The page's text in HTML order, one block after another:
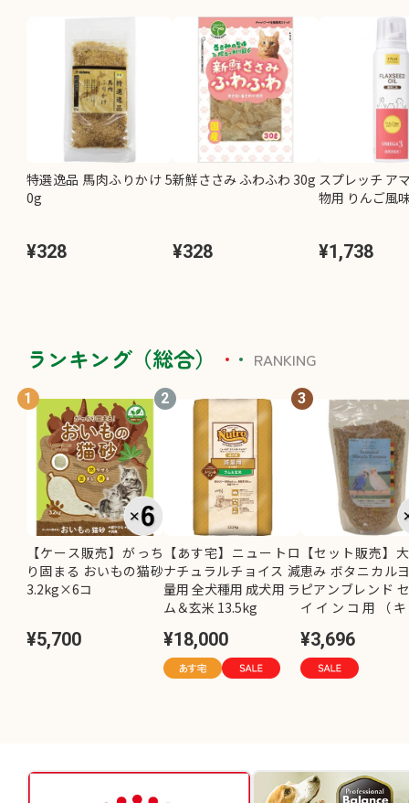
特選逸品 馬肉ふりかけ 5
0g
¥328
新鮮ささみ ふわふわ 30g
¥328
スプレッチ ア
物用 りんご風
¥1,738
ランキング（総合） RANKING
1
【ケース販売】がっち
り固まる おいもの猫砂
3.2kg×6コ
¥5,700
2
【あす宅】ニュートロ
ナチュラルチョイス 減
量用 全犬種用 成犬用 ラ
ム＆玄米 13.5kg
¥18,000
3
【セット販売】
恵み ボタニカル
ピアンブレンド
イインコ用（
¥3,696